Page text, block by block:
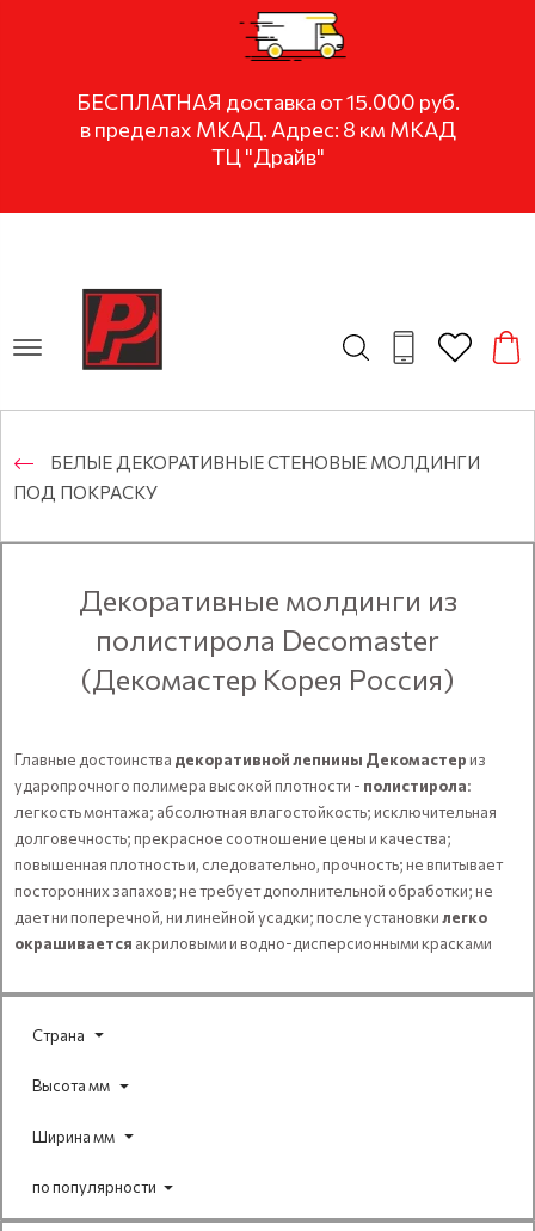
БЕСПЛАТНАЯ доставка от 15.000 руб.
в пределах МКАД. Адрес: 8 км МКАД
ТЦ "Драйв"
БЕЛЫЕ ДЕКОРАТИВНЫЕ СТЕНОВЫЕ МОЛДИНГИ
ПОД ПОКРАСКУ
Декоративные молдинги из
полистирола Decomaster
(Декомастер Корея Россия)
Главные достоинства декоративной лепнины Декомастер из
ударопрочного полимера высокой плотности - полистирола:
легкость монтажа; абсолютная влагостойкость; исключительная
долговечность; прекрасное соотношение цены и качества;
повышенная плотность и, следовательно, прочность; не впитывает
посторонних запахов; не требует дополнительной обработки; не
дает ни поперечной, ни линейной усадки; после установкилегко
окрашивается акриловыми и водно-дисперсионными красками
Страна
Высота мм
Ширина мм
по популярности